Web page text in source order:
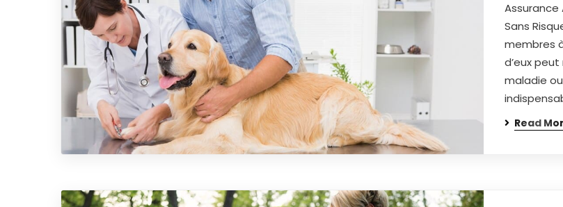
Assurance
Sans
membres
d’eux
maladie
Read